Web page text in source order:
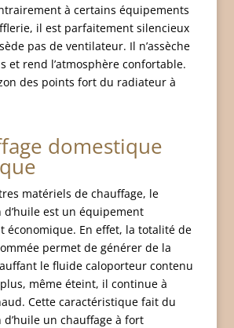
à certains équipements
il est parfaitement silencieux
pas de ventilateur. Il n’assèche
et rend l’atmosphère confortable.
des points fort du radiateur à
domestique
matériels de chauffage, le
est un équipement
économique. En effet, la totalité de
permet de générer de la
le fluide caloporteur contenu
même éteint, il continue à
Cette caractéristique fait du
un chauffage à fort